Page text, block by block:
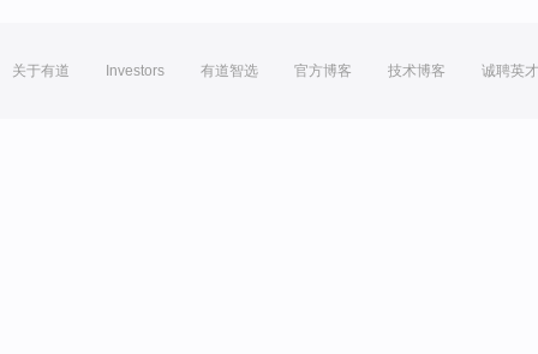
关于有道 Investors 有道智选 官方博客 技术博客 诚聘英才